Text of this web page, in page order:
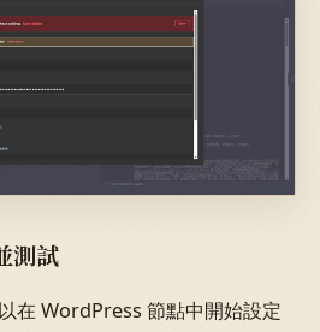
測試
在 WordPress 節點中開始設定